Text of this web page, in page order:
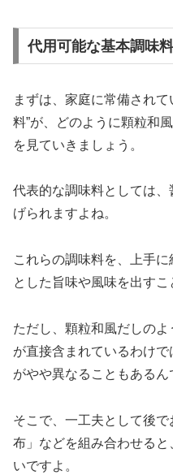
代用可能な基本調味料
まずは、家庭に常備され
料”が、どのように顆粒和
を見ていきましょう。
代表的な調味料としては
げられますよね。
これらの調味料を、上手
とした旨味や風味を出すこ
ただし、顆粒和風だしの
が直接含まれているわけ
がやや異なることもあるん
そこで、一工夫として後
布」などを組み合わせる
いですよ。